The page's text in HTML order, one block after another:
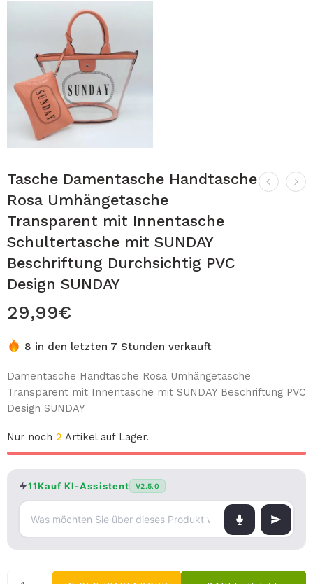
Tasche Damentasche Handtasche
Rosa Umhängetasche
Transparent mit Innentasche
Schultertasche mit SUNDAY
Beschriftung Durchsichtig PVC
Design SUNDAY
29,99€
8 in den letzten 7 Stunden verkauft
Damentasche Handtasche Rosa Umhängetasche
Transparent mit Innentasche mit SUNDAY Beschriftung PVC
Design SUNDAY
Nur noch 2 Artikel auf Lager.
11Kauf KI-Assistent V2.5.0